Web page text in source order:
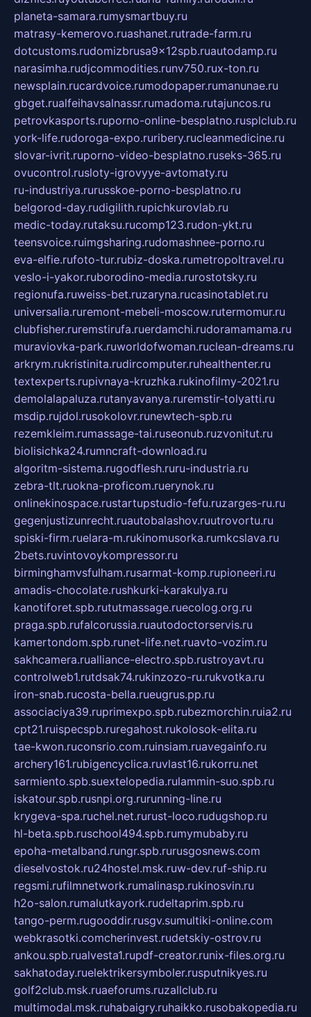
planeta-samara.rumysmartbuy.ru
matrasy-kemerovo.ruashanet.rutrade-farm.ru
dotcustoms.rudomizbrusa9x12spb.ruautodamp.ru
narasimha.rudjcommodities.runv750.rux-ton.ru
newsplain.rucardvoice.rumodopaper.rumanunae.ru
gbget.rualfeihavsalnassr.rumadoma.rutajuncos.ru
petrovkasports.ruporno-online-besplatno.rusplclub.ru
york-life.rudoroga-expo.ruribery.rucleanmedicine.ru
slovar-ivrit.ruporno-video-besplatno.ruseks-365.ru
ovucontrol.rusloty-igrovyye-avtomaty.ru
ru-industriya.rurusskoe-porno-besplatno.ru
belgorod-day.rudigilith.rupichkurovlab.ru
medic-today.rutaksu.rucomp123.rudon-ykt.ru
teensvoice.ruimgsharing.rudomashnee-porno.ru
eva-elfie.rufoto-tur.rubiz-doska.rumetropoltravel.ru
veslo-i-yakor.ruborodino-media.rurostotsky.ru
regionufa.ruweiss-bet.ruzaryna.rucasinotablet.ru
universalia.ruremont-mebeli-moscow.rutermomur.ru
clubfisher.ruremstirufa.ruerdamchi.rudoramamama.ru
muraviovka-park.ruworldofwoman.ruclean-dreams.ru
arkrym.rukristinita.rudircomputer.ruhealthenter.ru
textexperts.rupivnaya-kruzhka.rukinofilmy-2021.ru
demolalapaluza.rutanyavanya.ruremstir-tolyatti.ru
msdip.rujdol.rusokolovr.runewtech-spb.ru
rezemkleim.rumassage-tai.ruseonub.ruzvonitut.ru
biolisichka24.rumncraft-download.ru
algoritm-sistema.rugodflesh.ruru-industria.ru
zebra-tlt.ruokna-proficom.ruerynok.ru
onlinekinospace.rustartupstudio-fefu.ruzarges-ru.ru
gegenjustizunrecht.ruautobalashov.ruutrovortu.ru
spiski-firm.ruelara-m.rukinomusorka.rumkcslava.ru
2bets.ruvintovoykompressor.ru
birminghamvsfulham.rusarmat-komp.rupioneeri.ru
amadis-chocolate.rushkurki-karakulya.ru
kanotiforet.spb.rututmassage.ruecolog.org.ru
praga.spb.rufalcorussia.ruautodoctorservis.ru
kamertondom.spb.runet-life.net.ruavto-vozim.ru
sakhcamera.rualliance-electro.spb.rustroyavt.ru
controlweb1.rutdsak74.rukinzozo-ru.rukvotka.ru
iron-snab.rucosta-bella.rueugrus.pp.ru
associaciya39.ruprimexpo.spb.rubezmorchin.ruia2.ru
cpt21.ruispecspb.ruregahost.rukolosok-elita.ru
tae-kwon.ruconsrio.com.ruinsiam.ruavegainfo.ru
archery161.rubigencyclica.ruvlast16.rukorru.net
sarmiento.spb.suextelopedia.rulammin-suo.spb.ru
iskatour.spb.rusnpi.org.rurunning-line.ru
krygeva-spa.ruchel.net.rurust-loco.rudugshop.ru
hl-beta.spb.ruschool494.spb.rumymubaby.ru
epoha-metalband.rungr.spb.rurusgosnews.com
dieselvostok.ru24hostel.msk.ruw-dev.ruf-ship.ru
regsmi.rufilmnetwork.rumalinasp.rukinosvin.ru
h2o-salon.rumalutkayork.rudeltaprim.spb.ru
tango-perm.rugooddir.rusgv.sumultiki-online.com
webkrasotki.comcherinvest.rudetskiy-ostrov.ru
ankou.spb.rualvesta1.rupdf-creator.runix-files.org.ru
sakhatoday.ruelektrikersymboler.rusputnikyes.ru
golf2club.msk.ruaeforums.ruzallclub.ru
multimodal.msk.ruhabaigry.ruhaikko.rusobakopedia.ru